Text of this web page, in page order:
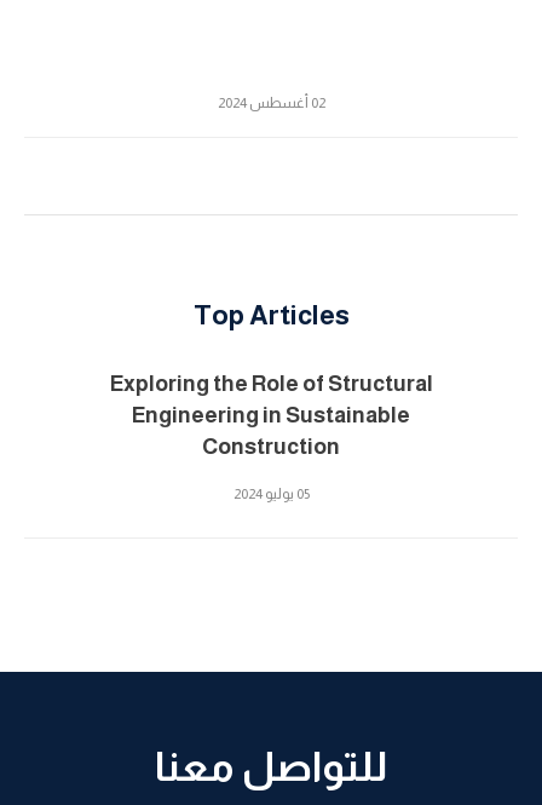
02 أغسطس 2024
Top Articles
Exploring the Role of Structural
Engineering in Sustainable
Construction
05 يوليو 2024
للتواصل معنا